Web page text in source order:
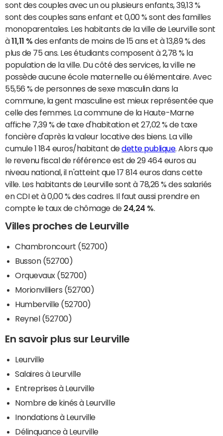
sont des couples avec un ou plusieurs enfants, 39,13 %
sont des couples sans enfant et 0,00 % sont des familles
monoparentales. Les habitants de la ville de Leurville sont
à11,11 % des enfants de moins de 15 ans et à 13,89 % des
plus de 75 ans. Les étudiants composent à 2,78 % la
population de la ville. Du côté des services, la ville ne
possède aucune école maternelle ou élémentaire. Avec
55,56 % de personnes de sexe masculin dans la
commune, la gent masculine est mieux représentée que
celle des femmes. La commune de la Haute-Marne
affiche 7,39 % de taxe d'habitation et 27,02 % de taxe
foncière d'après la valeur locative des biens. La ville
cumule 1 184 euros/habitant dedette publique. Alors que
le revenu fiscal de référence est de 29 464 euros au
niveau national, il n'atteint que 17 814 euros dans cette
ville. Les habitants de Leurville sont à 78,26 % des salariés
en CDI et à 0,00 % des cadres. Il faut aussi prendre en
compte le taux de chômage de 24,24 %
Villes proches de Leurville
Chambroncourt (52700)
Busson (52700)
Orquevaux (52700)
Morionvilliers (52700)
Humberville (52700)
Reynel (52700)
En savoir plus sur Leurville
Leurville
Salaires à Leurville
Entreprises à Leurville
Nombre de kinés à Leurville
Inondations à Leurville
Délinquance à Leurville